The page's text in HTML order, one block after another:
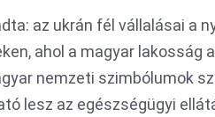
az ukrán fél vállalásai a
ahol a magyar lakosság
nemzeti szimbólumok
lesz az egészségügyi